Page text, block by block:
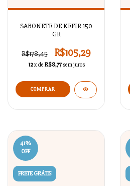
SABONETE DE KEFIR 150
GR
R$178,45 R$105,29
12x de R$8,77 sem juros
41%
OFF
FRETE GRÁTIS